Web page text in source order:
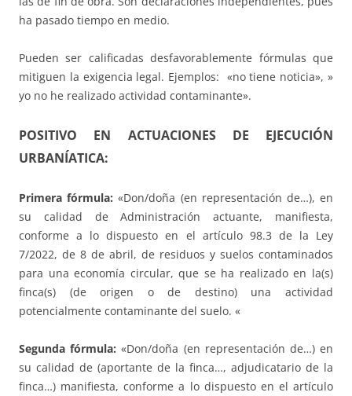
ha pasado tiempo en medio.
Pueden ser calificadas desfavorablemente fórmulas que
mitiguen la exigencia legal. Ejemplos: «no tiene noticia», »
yo no he realizado actividad contaminante».
POSITIVO EN ACTUACIONES DE EJECUCIÓN
URBANÍATICA:
Primera fórmula: «Don/doña (en representación de…), en
su calidad de Administración actuante, manifiesta,
conforme a lo dispuesto en el artículo 98.3 de la Ley
7/2022, de 8 de abril, de residuos y suelos contaminados
para una economía circular, que se ha realizado en la(s)
finca(s) (de origen o de destino) una actividad
potencialmente contaminante del suelo. «
Segunda fórmula: «Don/doña (en representación de…) en
su calidad de (aportante de la finca…, adjudicatario de la
finca…) manifiesta, conforme a lo dispuesto en el artículo